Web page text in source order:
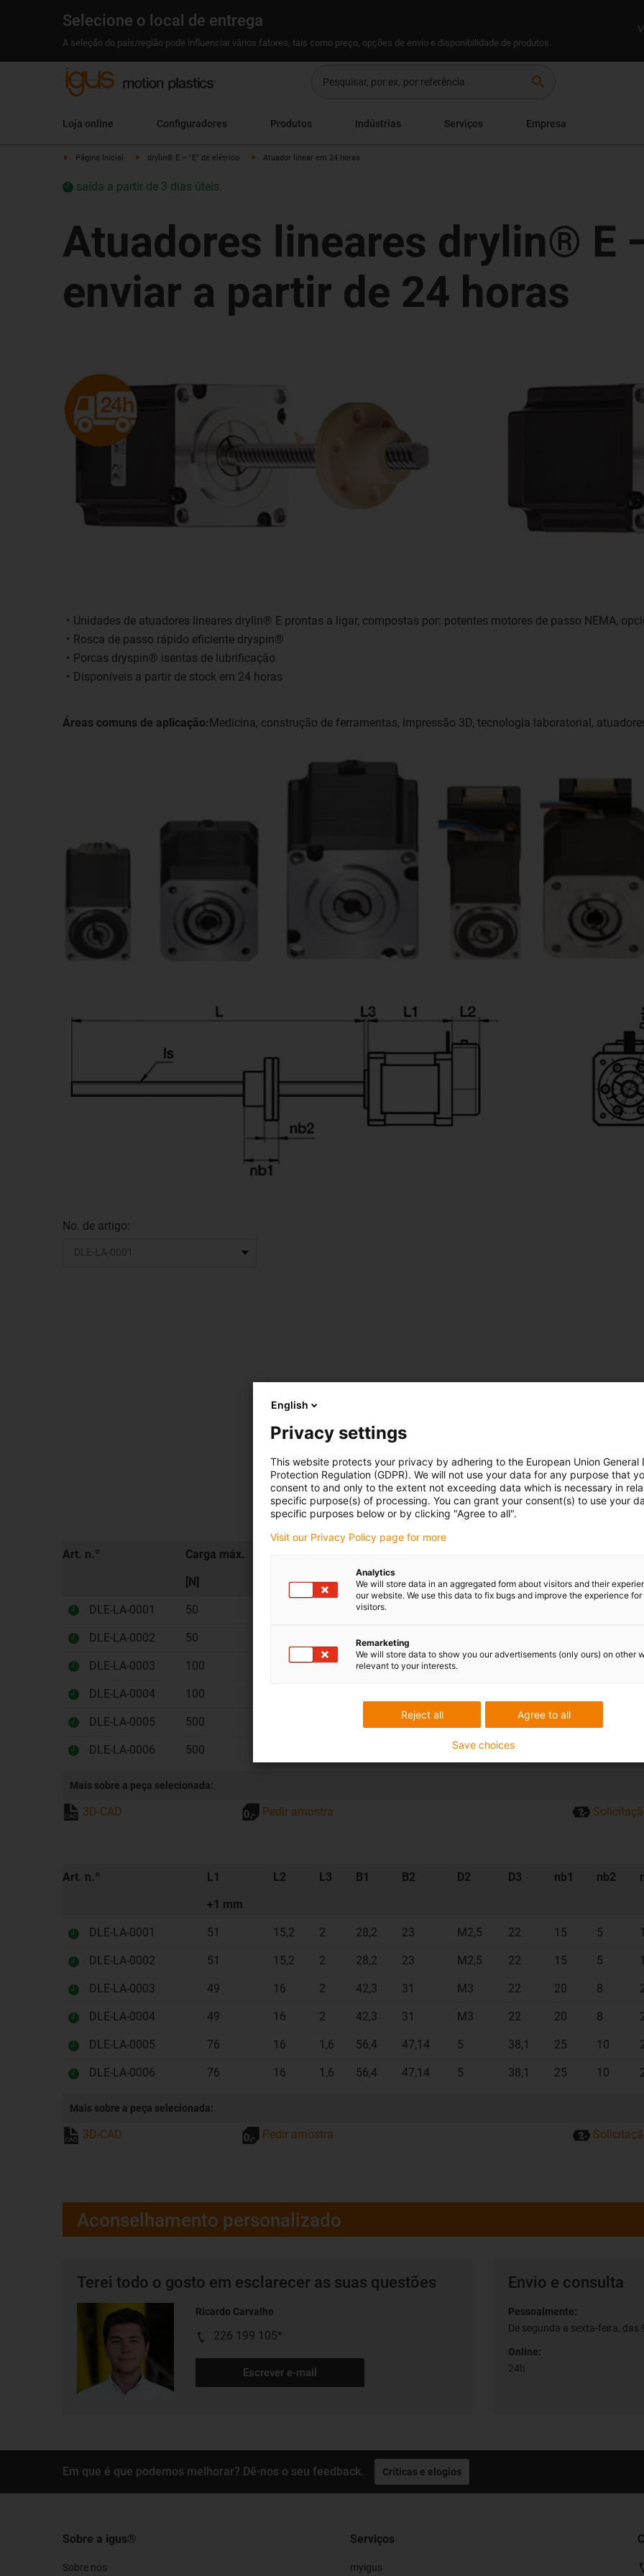
Selecione o local de entrega
A seleção do país/região pode influenciar vários fatores, tais como preço, opções de envio e disponibilidade de produtos.
search
Loja online Configuradores Produtos Indústrias Serviços Empresa
Página Inicial drylin® E – "E" de elétrico Atuador linear em 24 horas
saída a partir de 3 dias úteis.
Atuadores lineares drylin® E
enviar a partir de 24 horas
Unidades de atuadores lineares drylin® E prontas a ligar, compostas por: potentes motores de passo NEMA,
Rosca de passo rápido eficiente dryspin®
Porcas dryspin® isentas de lubrificação
Disponíveis a partir de stock em 24 horas
Áreas comuns de aplicação:Medicina, construção de ferramentas, impressão 3D, tecnologia laboratorial,
No. de artigo:
Art. n.º Carga máx.
[N]
[m/min] +1/-
DLE-LA-0001 50 NEMA 11
DLE-LA-0002 50 NEMA 11
DLE-LA-0003 100 NEMA 17 -
DLE-LA-0004 100
DLE-LA-0005 500 NEMA 23 DST 10x12
DLE-LA-0006 500 X
Mais sobre a peça selecionada:
3D-CAD Pedir amostra
Art. n.º L1 L2 L3 B1 B2 D2 D3 nb1 nb2
+1 mm
DLE-LA-0001 51 15,2 2 28,2 23 M2,5 22 15 5
DLE-LA-0002 51 15,2 2 28,2 23 M2,5 22 15 5
DLE-LA-0003 49 16 2 42,3 31 M3 22 20 8
DLE-LA-0004 49 16 2 42,3 31 M3 22 20 8
DLE-LA-0005 76 16 1,6 56,4 47,14 5 38,1 25 10
DLE-LA-0006 76 16 1,6 56,4 47,14 5 38,1 25 10
Mais sobre a peça selecionada:
3D-CAD Pedir amostra
Aconselhamento personalizado
Terei todo o gosto em esclarecer as suas questões
Ricardo Carvalho
226 199 105*
Escrever e-mail
Envio e consulta
Pessoalmente:
De segunda a sexta-feira,
Online:
24h
Em que é que podemos melhorar? Dê-nos o seu feedback. Críticas e elogios
Sobre a igus®
Sobre nós
Serviços
myigus
English
Privacy settings
This website protects your privacy by adhering to the European Union General
Protection Regulation (GDPR). We will not use your data for any purpose that
consent to and only to the extent not exceeding data which is necessary in
specific purpose(s) of processing. You can grant your consent(s) to use your
specific purposes below or by clicking "Agree to all".
Visit our Privacy Policy page for more
Analytics
We will store data in an aggregated form about visitors and their
our website. We use this data to fix bugs and improve the experience for
visitors.
Remarketing
We will store data to show you our advertisements (only ours) on other
relevant to your interests.
Agree to all
Reject all
Save choices